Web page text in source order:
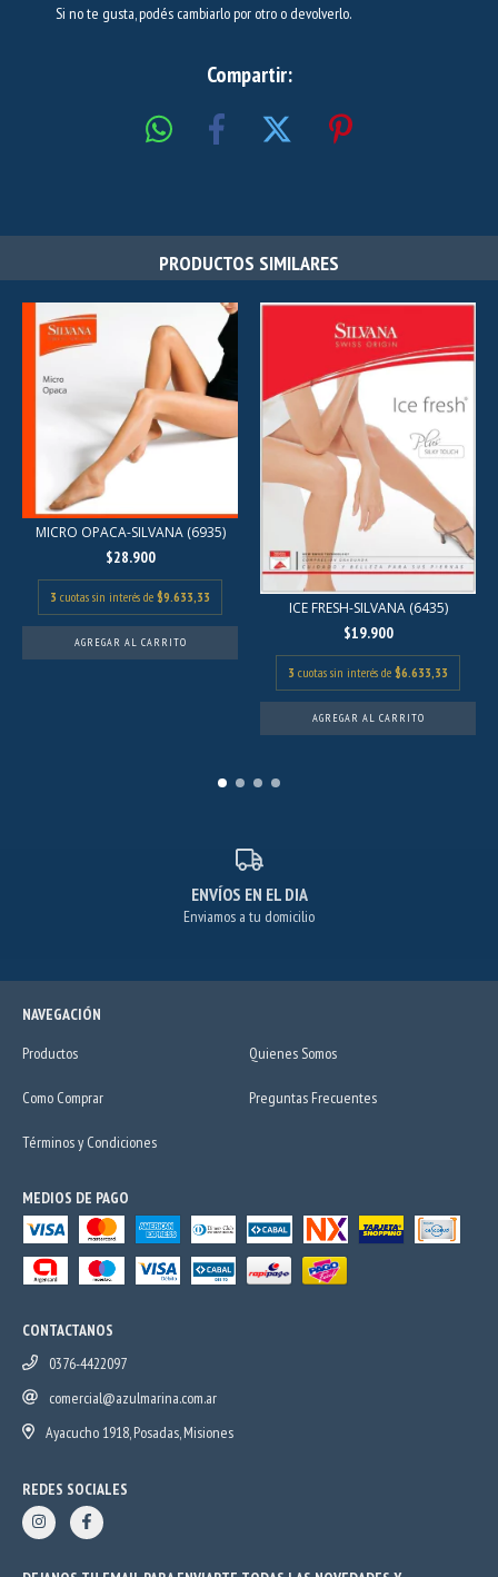
Si no te gusta, podés cambiarlo por otro o devolverlo.
Compartir:
PRODUCTOS SIMILARES
MICRO OPACA-SILVANA (6935)
$28.900
3 cuotas sin interés de $9.633,33
AGREGAR AL CARRITO
ICE FRESH-SILVANA (6435)
$19.900
3 cuotas sin interés de $6.633,33
AGREGAR AL CARRITO
ENVÍOS EN EL DIA
Enviamos a tu domicilio
NAVEGACIÓN
Productos
Quienes Somos
Como Comprar Preguntas Frecuentes
Términos y Condiciones
MEDIOS DE PAGO
CONTACTANOS
0376-4422097
comercial@azulmarina.com.ar
Ayacucho 1918, Posadas, Misiones
REDES SOCIALES